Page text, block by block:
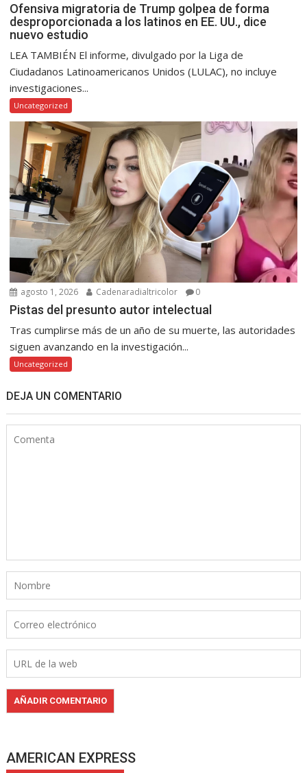
Ofensiva migratoria de Trump golpea de forma
desproporcionada a los latinos en EE. UU., dice
nuevo estudio
LEA TAMBIÉN El informe, divulgado por la Liga de
Ciudadanos Latinoamericanos Unidos (LULAC), no incluye
investigaciones...
Uncategorized
agosto 1, 2026 Cadenaradialtricolor 0
Pistas del presunto autor intelectual
Tras cumplirse más de un año de su muerte, las autoridades
siguen avanzando en la investigación...
Uncategorized
DEJA UN COMENTARIO
AMERICAN EXPRESS